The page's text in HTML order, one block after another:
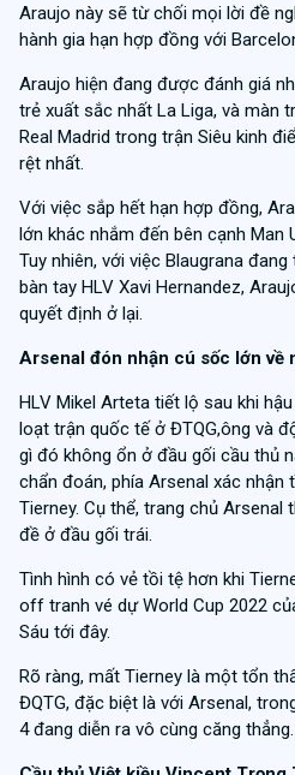
Araujo này sẽ từ chối mọi lời đề
hành gia hạn hợp đồng với
Araujo hiện đang được đánh giá
trẻ xuất sắc nhất La Liga, và màn
Real Madrid trong trận Siêu kinh
rệt nhất.
Với việc sắp hết hạn hợp đồng,
lớn khác nhắm đến bên cạnh Man
Tuy nhiên, với việc Blaugrana
bàn tay HLV Xavi Hernandez,
quyết định ở lại.
Arsenal đón nhận cú sốc lớn về
HLV Mikel Arteta tiết lộ sau khi
loạt trận quốc tế ở ĐTQG,ông và
gì đó không ổn ở đầu gối cầu thủ
chẩn đoán, phía Arsenal xác
Tierney. Cụ thể, trang chủ Arsenal
đề ở đầu gối trái.
Tình hình có vẻ tồi tệ hơn khi
off tranh vé dự World Cup 2022
Sáu tới đây.
Rõ ràng, mất Tierney là một tổn
ĐQTG, đặc biệt là với Arsenal,
4 đang diễn ra vô cùng căng thẳng.